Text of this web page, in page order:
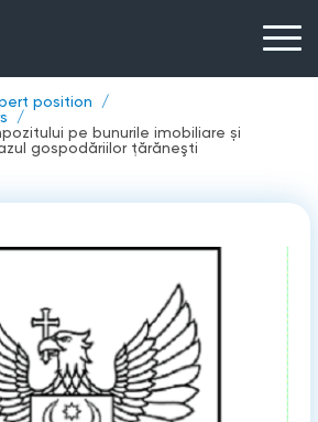
position
pe bunurile imobiliare și
gospodăriilor ţărăneşti